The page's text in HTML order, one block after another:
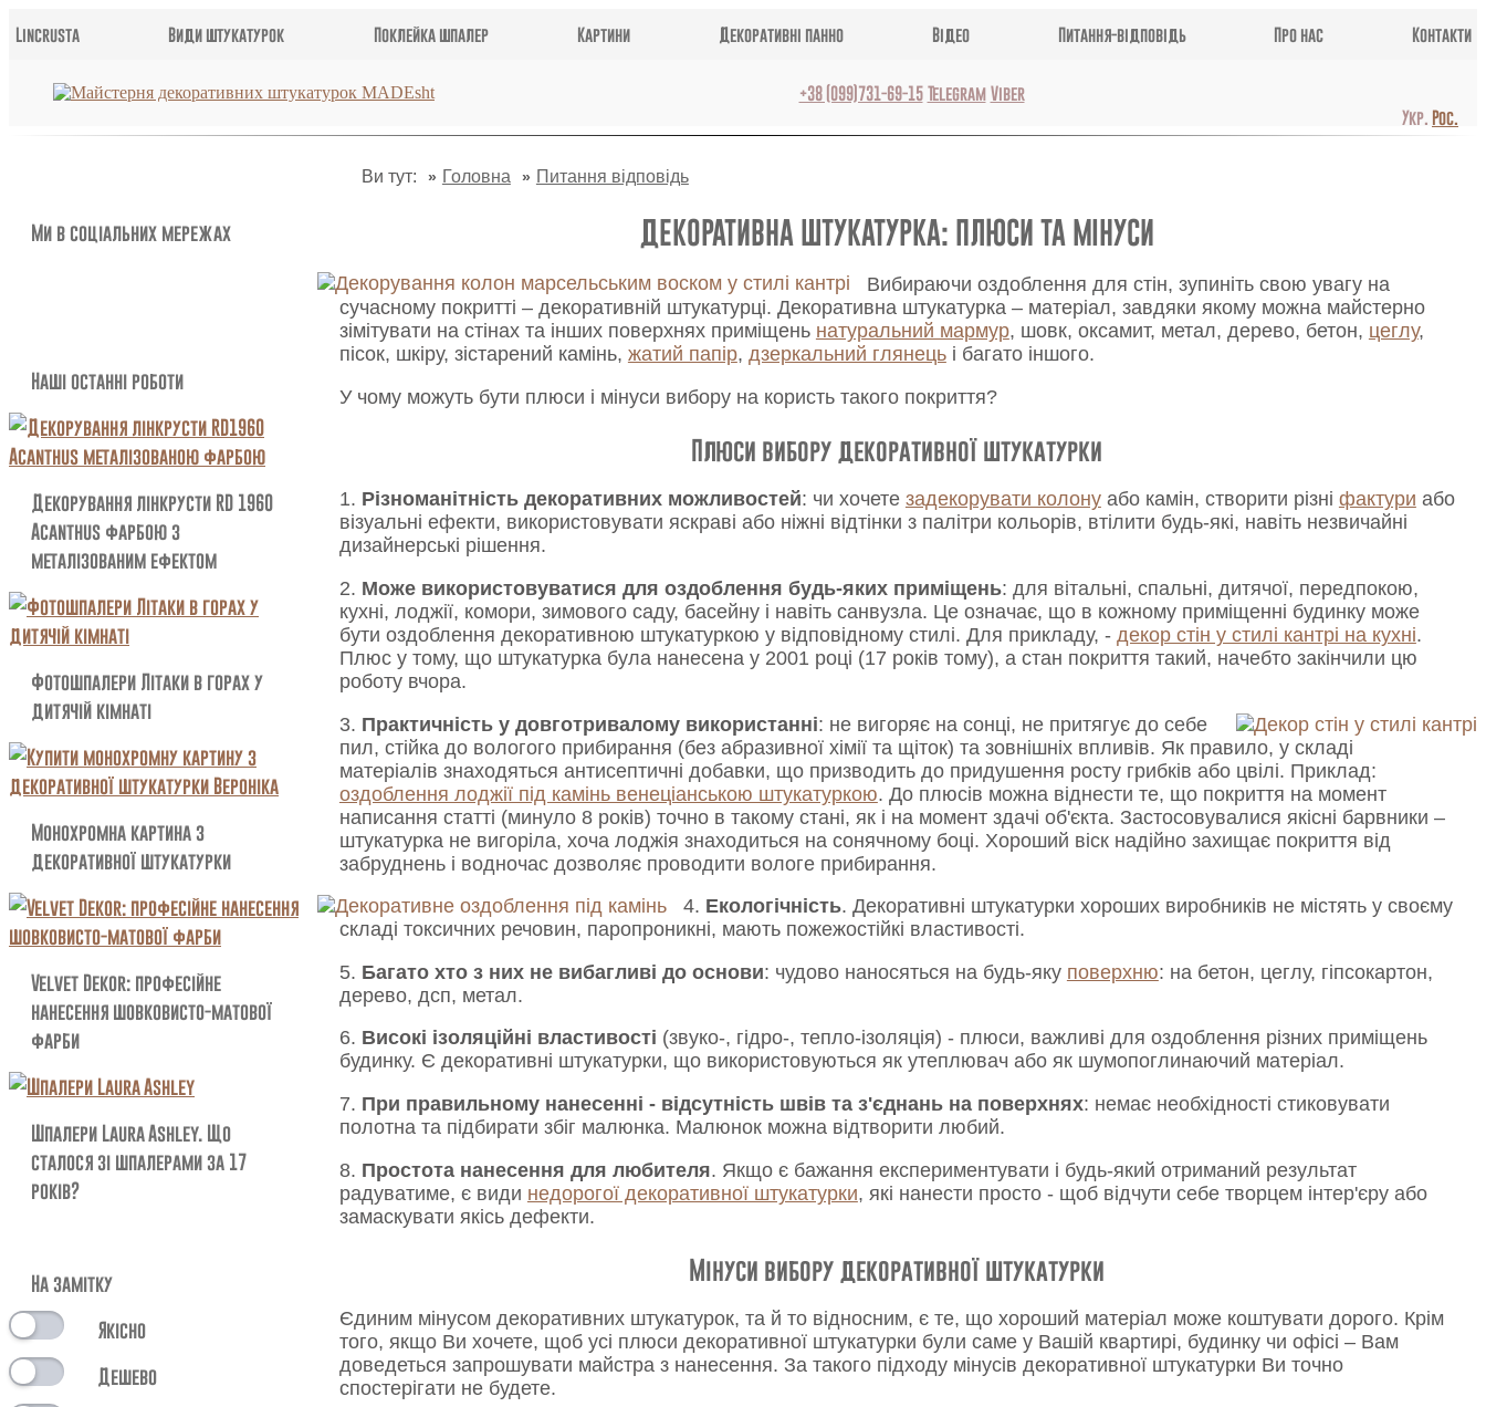
Lincrusta Види штукатурок Поклейка шпалер Картини Декоративні панно Відео Питання-відповідь Про нас Контакти
+38 (099)731-69-15TelegramViber
Ви тут: Головна Питання відповідь
ДЕКОРАТИВНА ШТУКАТУРКА: ПЛЮСИ ТА МІНУСИ
Вибираючи оздоблення для стін, зупиніть свою увагу на
сучасному покритті – декоративній штукатурці. Декоративна штукатурка – матеріал, завдяки якому можна майстерно
зімітувати на стінах та інших поверхнях приміщень натуральний мармур, шовк, оксамит, метал, дерево, бетон, цеглу,
пісок, шкіру, зістарений камінь, жатий папір, дзеркальний глянецьі багато іншого.
У чому можуть бути плюси і мінуси вибору на користь такого покриття?
Плюси вибору декоративної штукатурки
1. Різноманітність декоративних можливостей: чи хочете задекорувати колонуабо камін, створити різні фактури або
візуальні ефекти, використовувати яскраві або ніжні відтінки з палітри кольорів, втілити будь-які, навіть незвичайні
дизайнерські рішення.
2. Може використовуватися для оздоблення будь-яких приміщень: для вітальні, спальні, дитячої, передпокою,
кухні, лоджії, комори, зимового саду, басейну і навіть санвузла. Це означає, що в кожному приміщенні будинку може
бути оздоблення декоративною штукатуркою у відповідному стилі. Для прикладу, - декор стін у стилі кантрі на кухні.
Плюс у тому, що штукатурка була нанесена у 2001 році (17 років тому), а стан покриття такий, начебто закінчили цю
роботу вчора.
3. Практичність у довготривалому використанні: не вигоряє на сонці, не притягує до себе
пил, стійка до вологого прибирання (без абразивної хімії та щіток) та зовнішніх впливів. Як правило, у складі
матеріалів знаходяться антисептичні добавки, що призводить до придушення росту грибків або цвілі. Приклад:
оздоблення лоджії під камінь венеціанською штукатуркою. До плюсів можна віднести те, що покриття на момент
написання статті (минуло 8 років) точно в такому стані, як і на момент здачі об'єкта. Застосовувалися якісні барвники –
штукатурка не вигоріла, хоча лоджія знаходиться на сонячному боці. Хороший віск надійно захищає покриття від
забруднень і водночас дозволяє проводити вологе прибирання.
4. Екологічність. Декоративні штукатурки хороших виробників не містять у своєму
складі токсичних речовин, паропроникні, мають пожежостійкі властивості.
5. Багато хто з них не вибагливі до основи: чудово наносяться на будь-яку поверхню: на бетон, цеглу, гіпсокартон,
дерево, дсп, метал.
6. Високі ізоляційні властивості (звуко-, гідро-, тепло-ізоляція) - плюси, важливі для оздоблення різних приміщень
будинку. Є декоративні штукатурки, що використовуються як утеплювач або як шумопоглинаючий матеріал.
7. При правильному нанесенні - відсутність швів та з'єднань на поверхнях: немає необхідності стиковувати
полотна та підбирати збіг малюнка. Малюнок можна відтворити любий.
8. Простота нанесення для любителя. Якщо є бажання експериментувати і будь-який отриманий результат
радуватиме, є види недорогої декоративної штукатурки, які нанести просто - щоб відчути себе творцем інтер'єру або
замаскувати якісь дефекти.
Мінуси вибору декоративної штукатурки
Єдиним мінусом декоративних штукатурок, та й то відносним, є те, що хороший матеріал може коштувати дорого. Крім
того, якщо Ви хочете, щоб усі плюси декоративної штукатурки були саме у Вашій квартирі, будинку чи офісі – Вам
доведеться запрошувати майстра з нанесення. За такого підходу мінусів декоративної штукатурки Ви точно
спостерігати не будете.
Ми в соціальних мережах
Наші останні роботи
Декорування лінкрусти RD 1960
Acanthus фарбою з
металізованим ефектом
Фотошпалери Літаки в горах у
дитячій кімнаті
Монохромна картина з
декоративної штукатурки
Velvet Dekor: професійне
нанесення шовковисто-матової
фарби
Шпалери Laura Ashley. Що
сталося зі шпалерами за 17
років?
На замітку
Якісно
Дешево
Укр. Рос.